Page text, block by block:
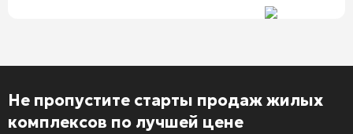
Не пропустите старты продаж жилых
комплексов по лучшей цене